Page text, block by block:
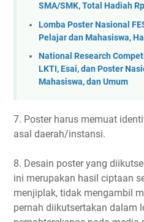
SMA/SMK, Total Hadiah
Lomba Poster Nasional
Pelajar dan Mahasiswa,
National Research
LKTI, Esai, dan Poster
Mahasiswa, dan Umum
7. Poster harus memuat
asal daerah/instansi.
8. Desain poster yang
ini merupakan hasil ciptaan
menjiplak, tidak mengambil
pernah diikutsertakan dalam